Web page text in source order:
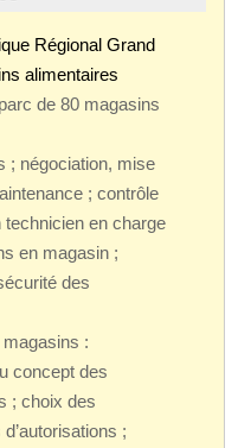
Régional Grand
alimentaires
de 80 magasins
; négociation, mise
; contrôle
technicien en charge
en magasin ;
des
:
concept des
; choix des
;